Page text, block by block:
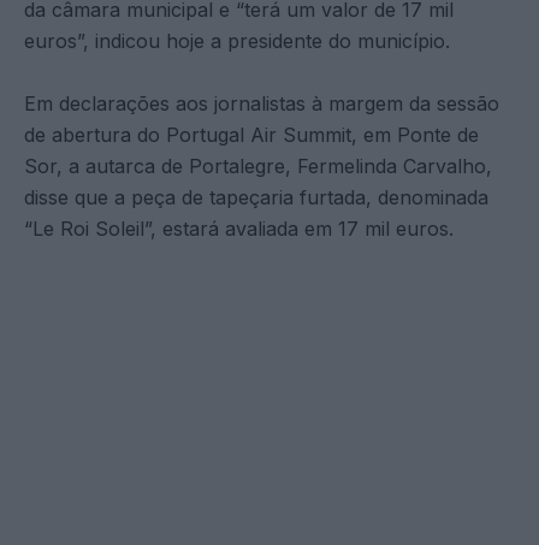
da câmara municipal e “terá um valor de 17 mil
euros”, indicou hoje a presidente do município.
Em declarações aos jornalistas à margem da sessão
de abertura do Portugal Air Summit, em Ponte de
Sor, a autarca de Portalegre, Fermelinda Carvalho,
disse que a peça de tapeçaria furtada, denominada
“Le Roi Soleil”, estará avaliada em 17 mil euros.